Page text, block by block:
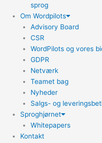
sprog
Om Wordpilots
Advisory Board
CSR
WordPilots og vores
GDPR
Netværk
Teamet bag
Nyheder
Salgs- og
Sproghjørnet
Whitepapers
Kontakt